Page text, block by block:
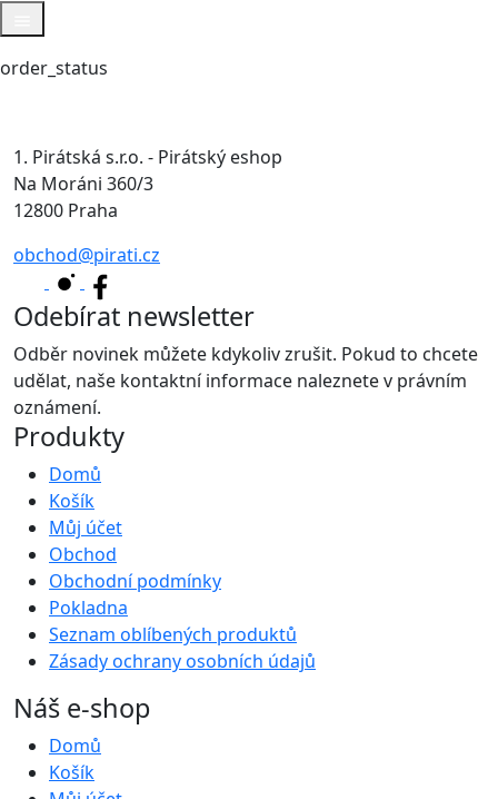
order_status
1. Pirátská s.r.o. - Pirátský eshop
Na Moráni 360/3
12800 Praha
obchod@pirati.cz
Produkty
Domů
Košík
Můj účet
Obchod
Obchodní podmínky
Pokladna
Seznam oblíbených produktů
Zásady ochrany osobních údajů
Náš e-shop
Domů
Košík
Odebírat newsletter
Odběr novinek můžete kdykoliv zrušit. Pokud to chcete
udělat, naše kontaktní informace naleznete v právním
oznámení.